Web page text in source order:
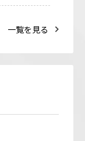
一覧を見る